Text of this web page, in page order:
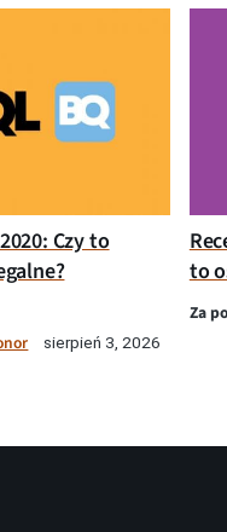
Czy to
sierpień 3, 2026
to
Za